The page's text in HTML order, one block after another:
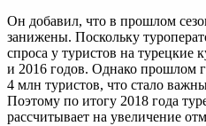
Он добавил, что в прошлом
занижены. Поскольку
спроса у туристов на турецкие
и 2016 годов. Однако прошлом
4 млн туристов, что стало
Поэтому по итогу 2018 года
рассчитывает на увеличение